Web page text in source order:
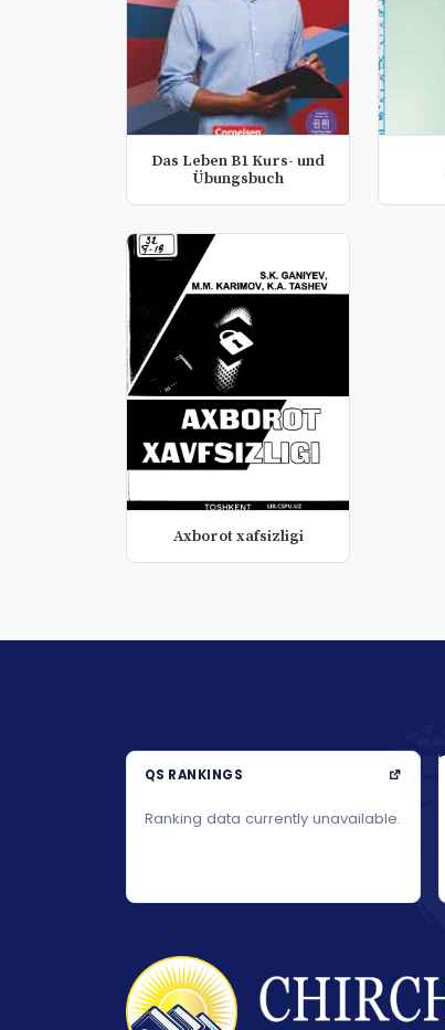
Das Leben B1 Kurs- und
Übungsbuch
Axborot xafsizligi
QS RANKINGS
Ranking data currently unavailable.